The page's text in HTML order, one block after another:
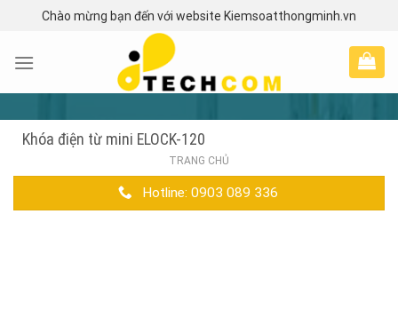
content
Chào mừng bạn đến với website Kiemsoatthongminh.vn
Khóa điện từ mini ELOCK-120
TRANG CHỦ
Hotline: 0903 089 336